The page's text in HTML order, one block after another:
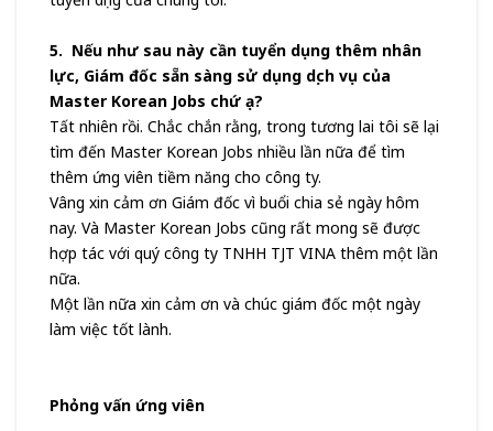
5. Nếu như sau này cần tuyển dụng thêm nhân
lực, Giám đốc sẵn sàng sử dụng dịch vụ của
Master Korean Jobs chứ ạ?
Tất nhiên rồi. Chắc chắn rằng, trong tương lai tôi sẽ lại
tìm đến Master Korean Jobs nhiều lần nữa để tìm
thêm ứng viên tiềm năng cho công ty.
Vâng xin cảm ơn Giám đốc vì buổi chia sẻ ngày hôm
nay. Và Master Korean Jobs cũng rất mong sẽ được
hợp tác với quý công ty TNHH TJT VINA thêm một lần
nữa.
Một lần nữa xin cảm ơn và chúc giám đốc một ngày
làm việc tốt lành.
Phỏng vấn ứng viên